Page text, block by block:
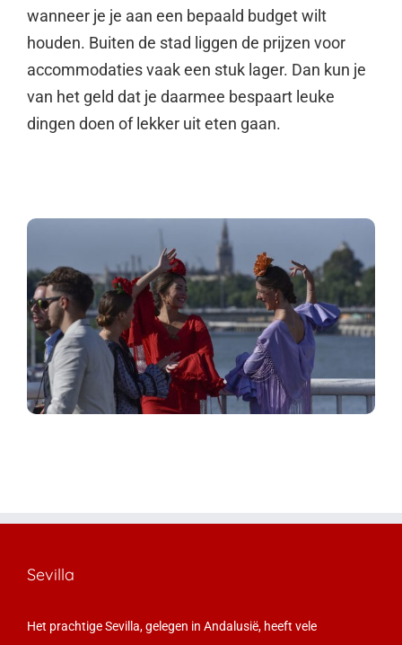
wanneer je je aan een bepaald budget wilt
houden. Buiten de stad liggen de prijzen voor
accommodaties vaak een stuk lager. Dan kun je
van het geld dat je daarmee bespaart leuke
dingen doen of lekker uit eten gaan.
Sevilla
Het prachtige Sevilla, gelegen in Andalusië, heeft vele